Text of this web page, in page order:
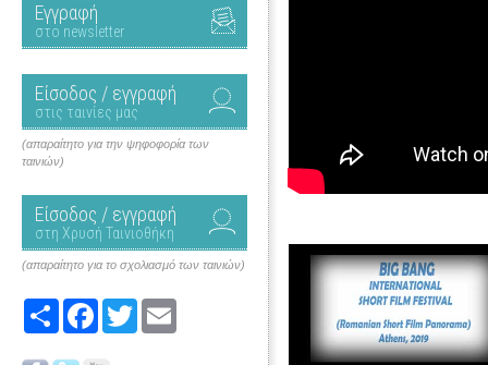
Εγγραφή
στο newsletter
Είσοδος / εγγραφή
στις ταινίες μας
(απαραίτητο για την ψηφοφορία των
ταινιών)
Είσοδος / εγγραφή
στη Χρυσή Ταινιοθήκη
(απαραίτητο για το σχολιασμό των ταινιών)
Share FacebookTwitter